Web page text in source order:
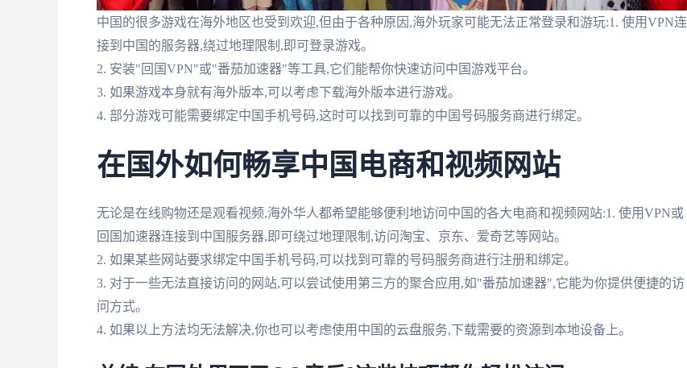
中国的很多游戏在海外地区也受到欢迎,但由于各种原因,海外玩家可能无法正常登录和游玩:1. 使用VPN连
接到中国的服务器,绕过地理限制,即可登录游戏。
2. 安装"回国VPN"或"番茄加速器"等工具,它们能帮你快速访问中国游戏平台。
3. 如果游戏本身就有海外版本,可以考虑下载海外版本进行游戏。
4. 部分游戏可能需要绑定中国手机号码,这时可以找到可靠的中国号码服务商进行绑定。
在国外如何畅享中国电商和视频网站
无论是在线购物还是观看视频,海外华人都希望能够便利地访问中国的各大电商和视频网站:1. 使用VPN或
回国加速器连接到中国服务器,即可绕过地理限制,访问淘宝、京东、爱奇艺等网站。
2. 如果某些网站要求绑定中国手机号码,可以找到可靠的号码服务商进行注册和绑定。
3. 对于一些无法直接访问的网站,可以尝试使用第三方的聚合应用,如"番茄加速器",它能为你提供便捷的访
问方式。
4. 如果以上方法均无法解决,你也可以考虑使用中国的云盘服务,下载需要的资源到本地设备上。